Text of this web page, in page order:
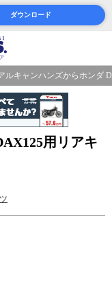
ダウンロード
ルキャンハンズからホンダ
用リアキ